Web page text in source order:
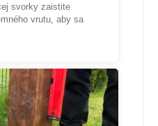
svorky zaistite
vrutu, aby sa